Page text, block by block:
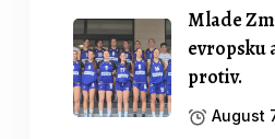
Mlade
evropsku
protiv.
August